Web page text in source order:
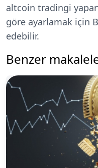
altcoin tradingi
göre ayarlamak için
edebilir.
Benzer